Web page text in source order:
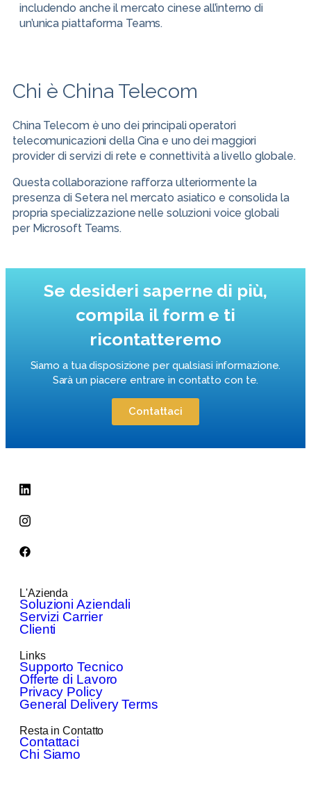
includendo anche il mercato cinese all’interno di
un’unica piattaforma Teams.
Chi è China Telecom
China Telecom è uno dei principali operatori
telecomunicazioni della Cina e uno dei maggiori
provider di servizi di rete e connettività a livello globale.
Questa collaborazione rafforza ulteriormente la
presenza di Setera nel mercato asiatico e consolida la
propria specializzazione nelle soluzioni voice globali
per Microsoft Teams.
Se desideri saperne di più,
compila il form e ti
ricontatteremo
Siamo a tua disposizione per qualsiasi informazione.
Sarà un piacere entrare in contatto con te.
Contattaci
L'Azienda
Soluzioni Aziendali
Servizi Carrier
Clienti
Links
Supporto Tecnico
Offerte di Lavoro
Privacy Policy
General Delivery Terms
Resta in Contatto
Contattaci
Chi Siamo